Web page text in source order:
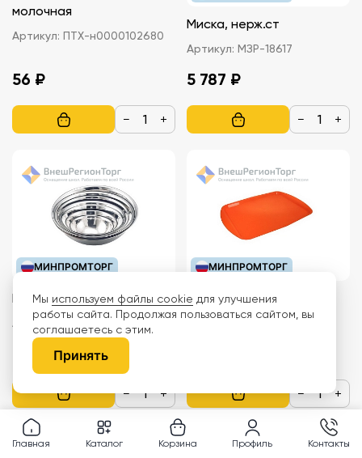
молочная
Артикул: ПТХ-н0000102680
56 ₽
− +
Миска, нерж.ст
Артикул: МЗР-18617
5 787 ₽
− +
МИНПРОМТОРГ
Миска
Артикул: ТРД-177623
900 ₽
− +
МИНПРОМТОРГ
Поднос, 490х350 мм
Артикул: КЕТ-мки39/6.1
− +
Главная Каталог Корзина Профиль Контакты
Мы используем файлы cookie для улучшения
работы сайта. Продолжая пользоваться сайтом, вы
соглашаетесь с этим.
Принять